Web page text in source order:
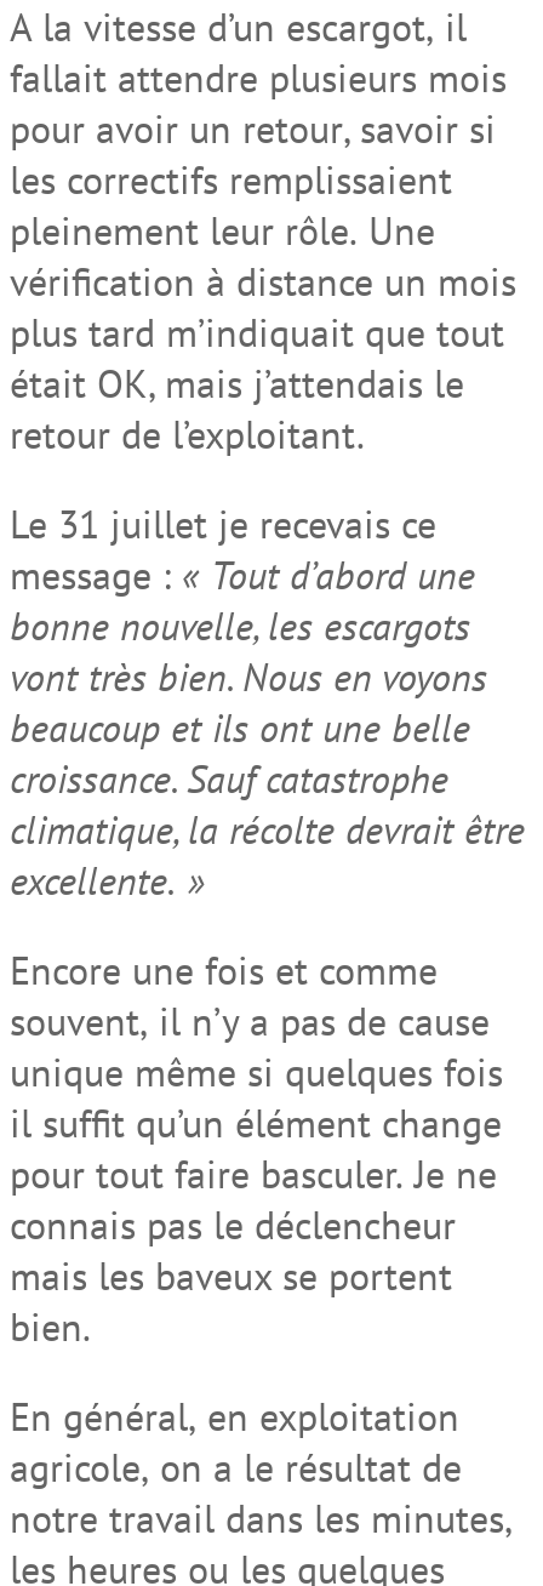
A la vitesse d’un escargot, il
fallait attendre plusieurs mois
pour avoir un retour, savoir si
les correctifs remplissaient
pleinement leur rôle. Une
vérification à distance un mois
plus tard m’indiquait que tout
était OK, mais j’attendais le
retour de l’exploitant.
Le 31 juillet je recevais ce
message : « Tout d’abord une
bonne nouvelle, les escargots
vont très bien. Nous en voyons
beaucoup et ils ont une belle
croissance. Sauf catastrophe
climatique, la récolte devrait être
excellente. »
Encore une fois et comme
souvent, il n’y a pas de cause
unique même si quelques fois
il suffit qu’un élément change
pour tout faire basculer. Je ne
connais pas le déclencheur
mais les baveux se portent
bien.
En général, en exploitation
agricole, on a le résultat de
notre travail dans les minutes,
les heures ou les quelques